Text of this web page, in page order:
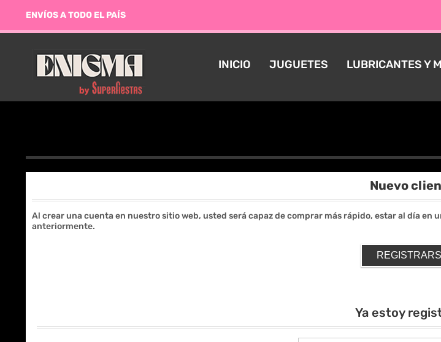
ENVÍOS A TODO EL PAÍS
INICIO JUGUETES LUBRICANTES Y
Nuevo
Al crear una cuenta en nuestro sitio web, usted será capaz de comprar más rápido, estar al día
anteriormente.
Ya estoy